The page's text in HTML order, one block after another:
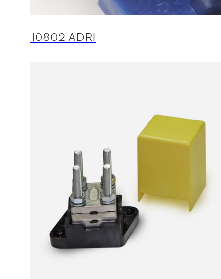
10802 ADRI